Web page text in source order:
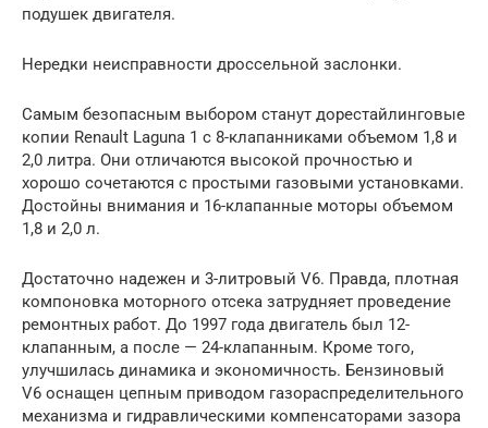
подушек двигателя.
Нередки неисправности дроссельной заслонки.
Самым безопасным выбором станут дорестайлинговые
копии Renault Laguna 1 с 8-клапанниками объемом 1,8 и
2,0 литра. Они отличаются высокой прочностью и
хорошо сочетаются с простыми газовыми установками.
Достойны внимания и 16-клапанные моторы объемом
1,8 и 2,0 л.
Достаточно надежен и 3-литровый V6. Правда, плотная
компоновка моторного отсека затрудняет проведение
ремонтных работ. До 1997 года двигатель был 12-
клапанным, а после — 24-клапанным. Кроме того,
улучшилась динамика и экономичность. Бензиновый
V6 оснащен цепным приводом газораспределительного
механизма и гидравлическими компенсаторами зазора